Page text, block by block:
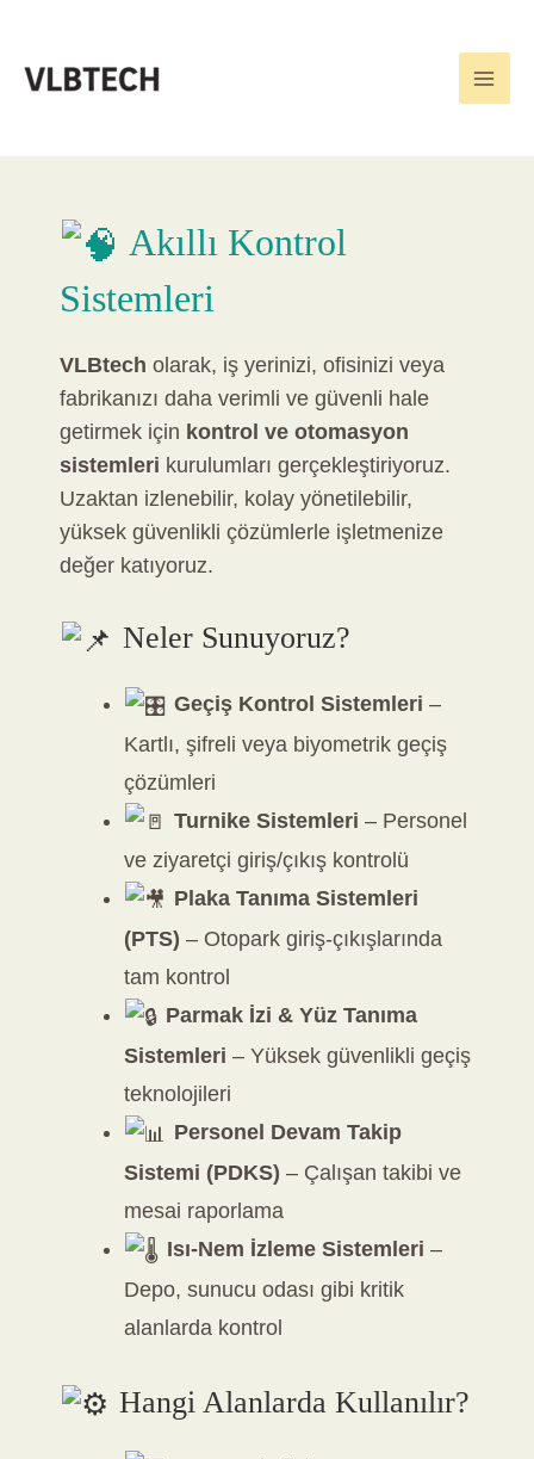
Akıllı Kontrol
Sistemleri
VLBtech olarak, iş yerinizi, ofisinizi veya
fabrikanızı daha verimli ve güvenli hale
getirmek için kontrol ve otomasyon
sistemleri kurulumları gerçekleştiriyoruz.
Uzaktan izlenebilir, kolay yönetilebilir,
yüksek güvenlikli çözümlerle işletmenize
değer katıyoruz.
Neler Sunuyoruz?
Geçiş Kontrol Sistemleri –
Kartlı, şifreli veya biyometrik geçiş
çözümleri
Turnike Sistemleri – Personel
ve ziyaretçi giriş/çıkış kontrolü
Plaka Tanıma Sistemleri
(PTS) – Otopark giriş-çıkışlarında
tam kontrol
Parmak İzi & Yüz Tanıma
Sistemleri – Yüksek güvenlikli geçiş
teknolojileri
Personel Devam Takip
Sistemi (PDKS) – Çalışan takibi ve
mesai raporlama
Isı-Nem İzleme Sistemleri –
Depo, sunucu odası gibi kritik
alanlarda kontrol
Hangi Alanlarda Kullanılır?